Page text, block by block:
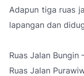
Adapun tiga ruas
lapangan dan
Ruas Jalan Bungin
Ruas Jalan